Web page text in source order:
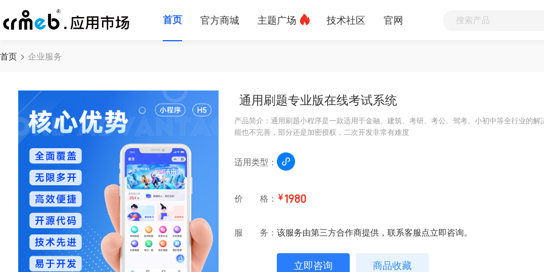
首页 官方商城 主题广场 技术社区 官网
首页 企业服务
通用刷题专业版在线考试系统
产品简介：通用刷题小程序是一款适用于金融、建筑、考研、考公、驾考、小初中等全行业的
能也不完善，部分还是加密授权，二次开发非常有难度
适用类型：
价 格： ￥1980
服 务： 该服务由第三方合作商提供，联系客服点立即咨询。
立即咨询 商品收藏